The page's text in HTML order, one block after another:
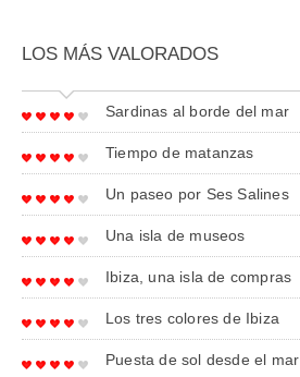
LOS MÁS VALORADOS
Sardinas al borde del mar
Tiempo de matanzas
Un paseo por Ses Salines
Una isla de museos
Ibiza, una isla de compras
Los tres colores de Ibiza
Puesta de sol desde el mar